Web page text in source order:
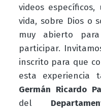
videos
vida, sobre Dios o
muy abierto
participar.
inscrito para que
esta experiencia
Germán Ricardo
del